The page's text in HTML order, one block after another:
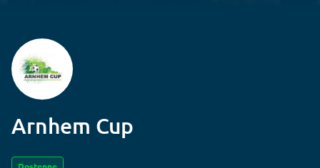
Arnhem Cup